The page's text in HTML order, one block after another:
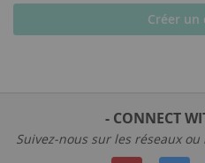
Créer un
- CONNECT
Suivez-nous sur les réseaux